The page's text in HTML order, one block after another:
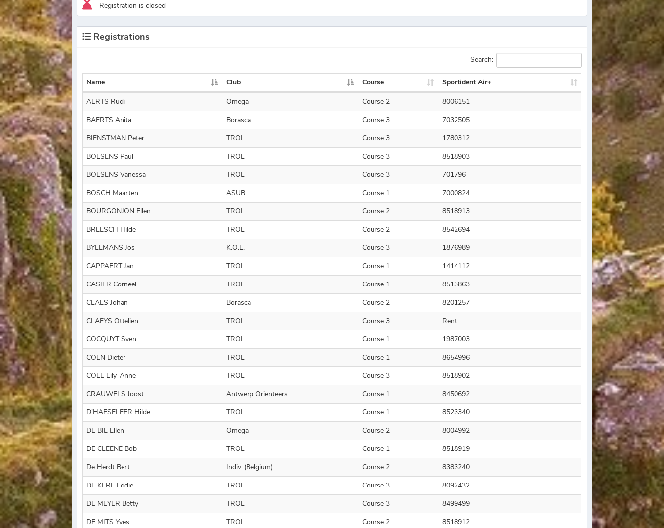
Registration is closed
Registrations
Search:
Name Club Course Sportident Air+
AERTS Rudi Omega Course 2
8006151
BAERTS Anita
Borasca Course 3
7032505
BIENSTMAN Peter
TROL Course 3
1780312
BOLSENS Paul
TROL Course 3
8518903
BOLSENS Vanessa
TROL Course 3
701796
BOSCH Maarten
ASUB Course 1
7000824
BOURGONJON Ellen
TROL Course 2
8518913
BREESCH Hilde
TROL Course 2
8542694
BYLEMANS Jos
K.O.L. Course 3
1876989
CAPPAERT Jan
TROL Course 1
1414112
CASIER Corneel
TROL Course 1
8513863
CLAES Johan
Borasca Course 2
8201257
CLAEYS Ottelien
TROL Course 3
Rent
COCQUYT Sven
TROL Course 1
1987003
COEN Dieter
TROL Course 1
8654996
COLE Lily-Anne
TROL Course 3
8518902
CRAUWELS Joost
Antwerp Orienteers Course 1
8450692
D'HAESELEER Hilde
TROL Course 1
8523340
DE BIE Ellen
Omega Course 2
8004992
DE CLEENE Bob
TROL Course 1
8518919
De Herdt Bert
Indiv. (Belgium) Course 2
8383240
DE KERF Eddie
TROL Course 3
8092432
DE MEYER Betty
TROL Course 3
8499499
DE MITS Yves
TROL Course 2 8518912